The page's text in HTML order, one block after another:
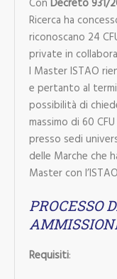
Con Decreto 931/
Ricerca ha
riconoscano 24
private in
I Master ISTAO
e pertanto al
possibilità di
massimo di 60
presso sedi
delle Marche che
Master con
PROCESSO
Requisiti: